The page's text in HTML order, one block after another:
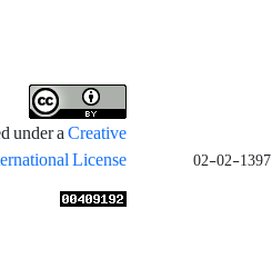
1397-02-02
under aCreative
License